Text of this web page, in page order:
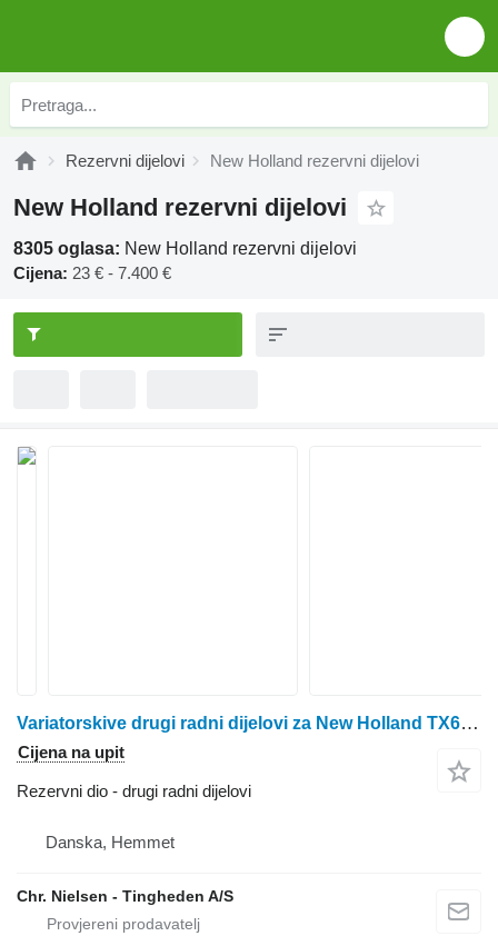
Rezervni dijelovi New Holland rezervni dijelovi
New Holland rezervni dijelovi
8305 oglasa: New Holland rezervni dijelovi
Cijena: 23 € - 7.400 €
Variatorskive drugi radni dijelovi za New Holland TX68 kombajna za žito
Cijena na upit
Rezervni dio - drugi radni dijelovi
Danska, Hemmet
Chr. Nielsen - Tingheden A/S